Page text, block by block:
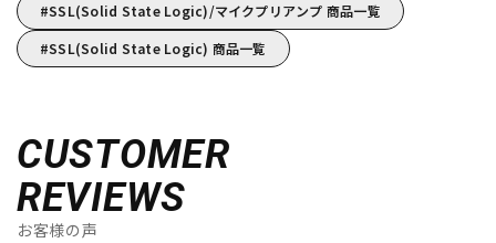
SSL(Solid State Logic)/マイクプリアンプ 商品一覧
SSL(Solid State Logic) 商品一覧
CUSTOMER
REVIEWS
お客様の声